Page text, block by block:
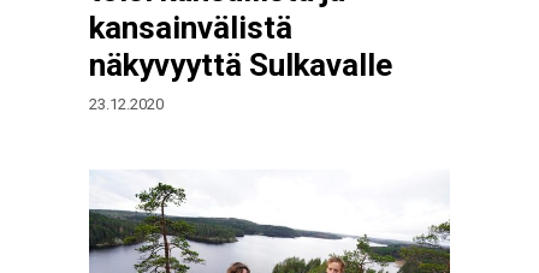
kansainvälistä
näkyvyyttä Sulkavalle
23.12.2020